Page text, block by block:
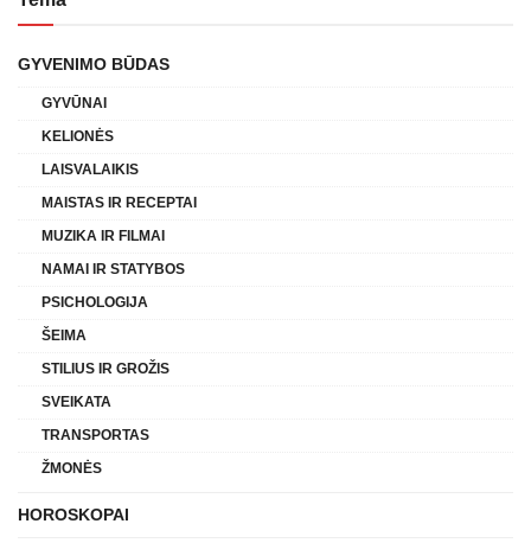
GYVENIMO BŪDAS
GYVŪNAI
KELIONĖS
LAISVALAIKIS
MAISTAS IR RECEPTAI
MUZIKA IR FILMAI
NAMAI IR STATYBOS
PSICHOLOGIJA
ŠEIMA
STILIUS IR GROŽIS
SVEIKATA
TRANSPORTAS
ŽMONĖS
HOROSKOPAI